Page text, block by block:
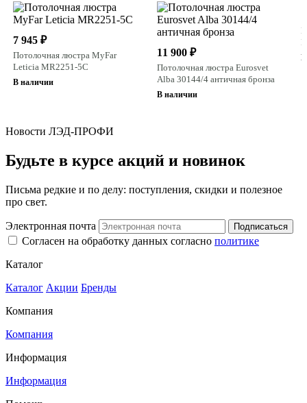
7 945 ₽
Потолочная люстра MyFar
Leticia MR2251-5C
В наличии
11 900 ₽
Потолочная люстра Eurosvet
Alba 30144/4 античная бронза
В наличии
Новости ЛЭД-ПРОФИ
Будьте в курсе акций и новинок
Письма редкие и по делу: поступления, скидки и полезное
про свет.
Электронная почта Подписаться
Согласен на обработку данных согласно политике
Каталог
Каталог Акции Бренды
Компания
Компания
Информация
Информация